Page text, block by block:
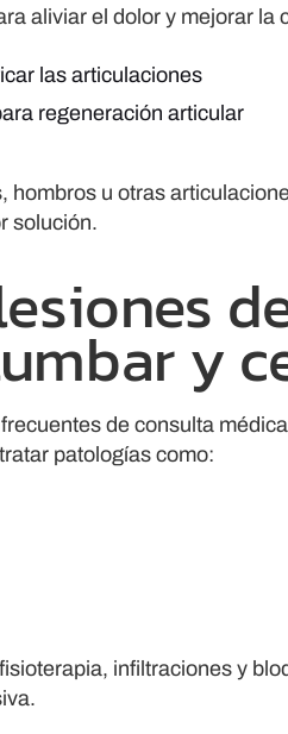
aliviar el dolor y mejorar la
las articulaciones
regeneración articular
u otras
solución.
y
de consulta
patologías como:
infiltraciones y